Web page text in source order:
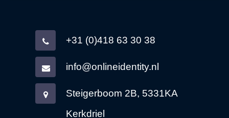
+31 (0)418 63 30 38
info@onlineidentity.nl
Steigerboom 2B, 5331KA
Kerkdriel